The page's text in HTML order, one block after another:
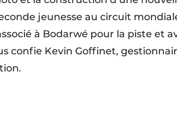
jeunesse au circuit
à Bodarwé pour la piste et
confie Kevin Goffinet,